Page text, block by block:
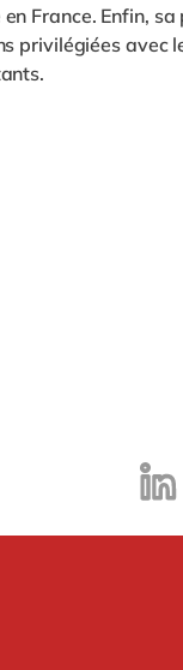
France. Enfin,
privilégiées avec